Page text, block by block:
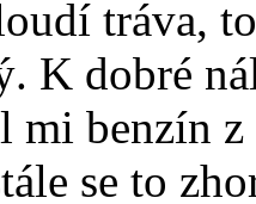
tráva,
K dobré
mi benzín
se to